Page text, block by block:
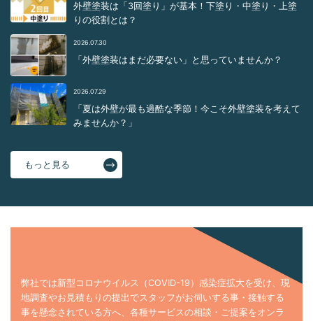
外壁塗装は「3回塗り」が基本！下塗り・中塗り・上塗
りの役割とは？
2026.07.30
「外壁塗装はまだ必要ない」と思っていませんか？
2026.07.29
「夏は外壁が最も過酷な季節！今こそ外壁塗装を考えて
みませんか？」
もっと見る
弊社では新型コロナウイルス（COVID-19）感染症拡大を受け、現
地調査やお見積もりの提出でスタッフがお伺いする事・接触する
事を懸念されている方へ、各種サービスの相談・ご提案をオンラ